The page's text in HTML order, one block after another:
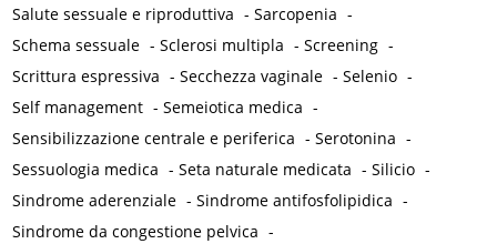
Salute sessuale e riproduttiva -Sarcopenia -
Schema sessuale -Sclerosi multipla -Screening -
Scrittura espressiva -Secchezza vaginale -Selenio -
Self management -Semeiotica medica -
Sensibilizzazione centrale e periferica -Serotonina -
Sessuologia medica -Seta naturale medicata -Silicio -
Sindrome aderenziale -Sindrome antifosfolipidica -
Sindrome da congestione pelvica -